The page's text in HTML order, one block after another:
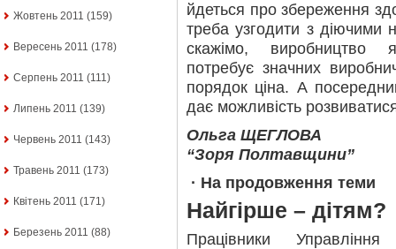
Жовтень 2011 (159)
Вересень 2011 (178)
Серпень 2011 (111)
Липень 2011 (139)
Червень 2011 (143)
Травень 2011 (173)
Квітень 2011 (171)
Березень 2011 (88)
йдеться про збереження
треба узгодити з діючими
скажімо, виробництво
потребує значних
порядок ціна. А
дає можливість
Ольга ЩЕГЛОВА
“Зоря Полтавщини”
· На продовження теми
Найгірше – дітям?
Працівники